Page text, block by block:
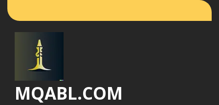
MQABL.COM